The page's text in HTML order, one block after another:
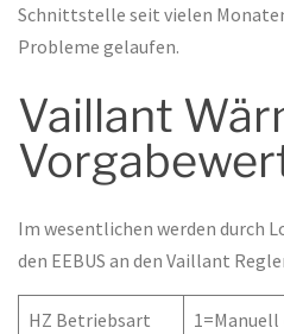
Schnittstelle seit vielen
Probleme gelaufen.
Vaillant
Im wesentlichen werden durch
den EEBUS an den Vaillant
HZ Betriebsart